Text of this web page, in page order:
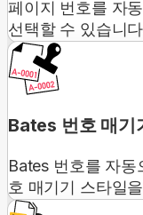
페이지 번호를 자
선택할 수 있습니
Bates 번호 매기
Bates 번호를 자동
호 매기기 스타일